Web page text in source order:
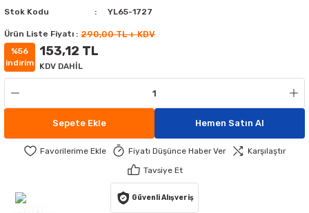
ÇİM ARMATÜR
AYDINLATMA
APLİKLER
Stok Kodu
YL65-1727
Ürün Liste Fiyatı : 290,00 TL + KDV
%56
indirim
153,12 TL
KDV DAHİL
Sepete Ekle Hemen Satın Al
Fiyatı Düşünce Haber Ver
Karşılaştır
Tavsiye Et
Güvenli Alışveriş